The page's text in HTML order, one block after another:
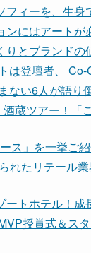
ィーを、生
にはアートが
りとブランド
は登壇者、
い6人が語り
蔵ツアー！
ス」を一挙ご紹
れたリテール
トホテル！
授賞式＆ス